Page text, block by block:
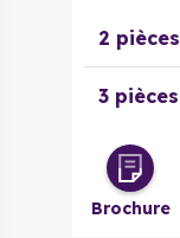
2 pièces
3 pièces
Brochure